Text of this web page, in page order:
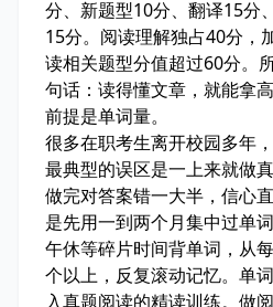
分、新题型10分、翻译15分
15分。阅读理解独占40分，
读相关题型分值超过60分。
句话：读得懂文章，就能拿
前提是单词量。
很多在职考生离开校园多年
最典型的误区是一上来就做
做完对答案错一大半，信心
是先用一到两个月集中过单
午休等碎片时间背单词，从
个以上，反复滚动记忆。单
入真题阅读的精读训练。做